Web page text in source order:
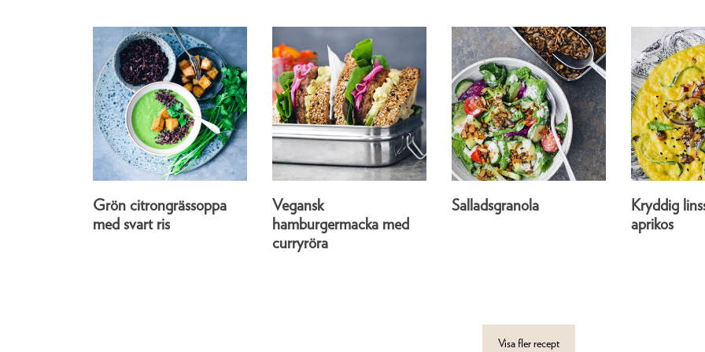
Grön citrongrässoppa
med svart ris
Vegansk
hamburgermacka med
curryröra
Salladsgranola
Kryddig
aprikos
Visa fler recept